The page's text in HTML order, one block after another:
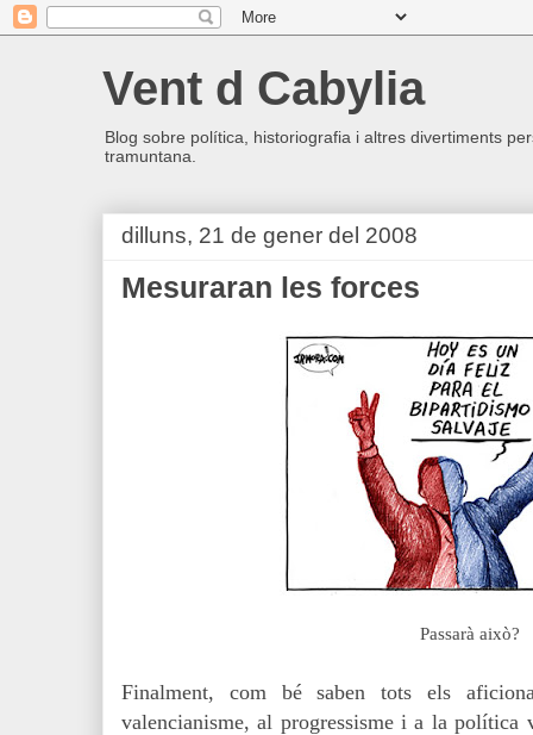
Vent d Cabylia
Blog sobre política, historiografia i altres divertiments
tramuntana.
dilluns, 21 de gener del 2008
Mesuraran les forces
Passarà això?
Finalment, com bé saben tots els
valencianisme, al progressisme i a la política